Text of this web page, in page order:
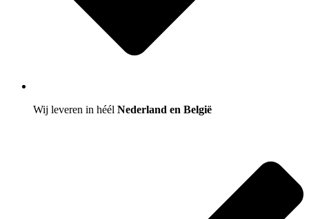
Wij leveren in héél Nederland en België